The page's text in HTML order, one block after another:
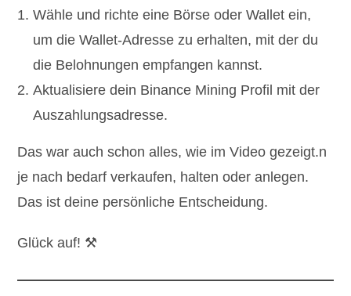
Wähle und richte eine Börse oder Wallet ein,
um die Wallet-Adresse zu erhalten, mit der du
die Belohnungen empfangen kannst.
Aktualisiere dein Binance Mining Profil mit der
Auszahlungsadresse.
Das war auch schon alles, wie im Video gezeigt.n
je nach bedarf verkaufen, halten oder anlegen.
Das ist deine persönliche Entscheidung.
Glück auf! ⚒️